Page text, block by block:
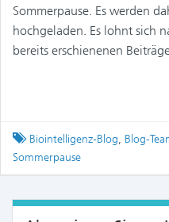
Sommerpause. Es werden
hochgeladen. Es lohnt sich
bereits erschienenen
Tagged
Biointelligenz-Blog, Blog-
Sommerpause